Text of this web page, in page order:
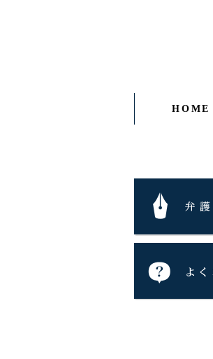
HOME